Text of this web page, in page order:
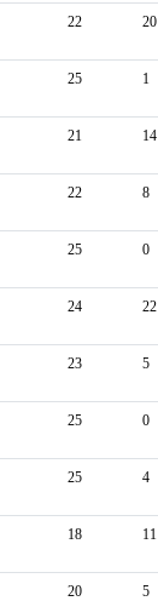
22 20
25 1
21 14
22 8
25 0
24 22
23 5
25 0
25 4
18 11
20 5